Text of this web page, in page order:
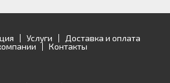
Услуги
Доставка и оплата
Контакты